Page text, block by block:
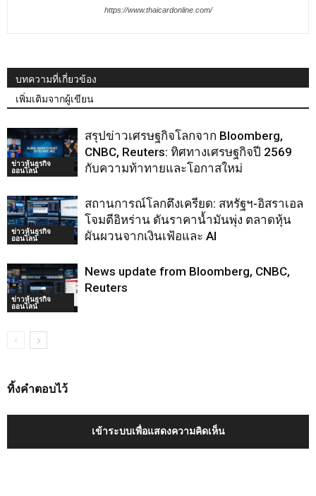
https://www.thaicardonline.com/
บทความที่เกี่ยวข้อง
เพิ่มเติมจากผู้เขียน
ข่าวหุ้นธุรกิจ
ออนไลน์
สรุปข่าวเศรษฐกิจโลกจาก Bloomberg,
CNBC, Reuters: ทิศทางเศรษฐกิจปี 2569
กับความท้าทายและโอกาสใหม่
ข่าวหุ้นธุรกิจ
ออนไลน์
สถานการณ์โลกตึงเครียด: สหรัฐฯ-อิสราเอล
โจมตีอิหร่าน ดันราคาน้ำมันพุ่ง ตลาดหุ้น
ผันผวนจากเงินเฟ้อและ AI
ข่าวหุ้นธุรกิจ
ออนไลน์
News update from Bloomberg, CNBC,
Reuters
ทิ้งคำตอบไว้
เข้าระบบเพื่อแสดงความคิดเห็น